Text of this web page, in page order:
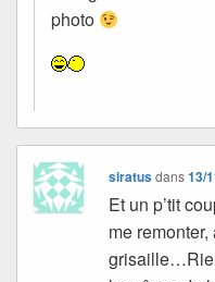
photo
siratusdans13/
Et un p’tit
me